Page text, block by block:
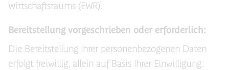
Wirtschaftsraums (EWR).
Bereitstellung vorgeschrieben oder erforderlich:
Die Bereitstellung Ihrer personenbezogenen Daten
erfolgt freiwillig, allein auf Basis Ihrer Einwilligung.